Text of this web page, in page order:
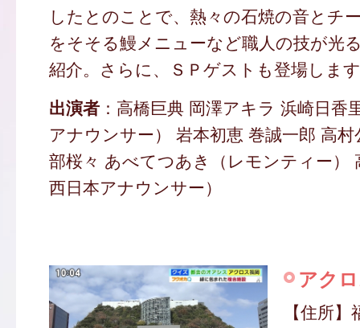
したとのことで、熱々の石焼の音とチ
をそそる鰻メニューなど職人の技が光
紹介。さらに、ＳＰゲストも登場しま
出演者：高橋巨典 岡澤アキラ 浜崎日香
アナウンサー） 岩本初恵 巻誠一郎 高村
部桜々 あべてつあき（レモンティー）
西日本アナウンサー）
アク
【住所